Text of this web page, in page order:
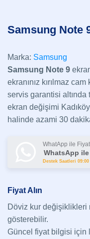
Samsung Note
Marka: Samsung
Samsung Note 9
ekranınız kırılmaz
servis garantisi altında
ekran değişimi
halinde azami 30
WhatApp ile Fiyat
WhatsApp ile
Destek Saatleri 09:00
Fiyat Alın
Döviz kur
gösterebilir.
Güncel fiyat bilgisi için